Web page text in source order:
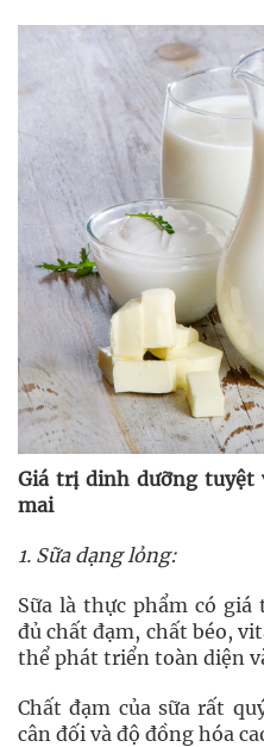
Giá trị dinh dưỡng tuyệt
mai
1. Sữa dạng lỏng:
Sữa là thực phẩm có
đủ chất đạm, chất béo,
thể phát triển toàn diện
Chất đạm của sữa rất
cân đối và độ đồng hóa